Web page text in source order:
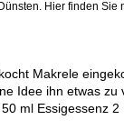
Hier finden Sie
Makrele
Idee ihn etwas zu
ml Essigessenz 2